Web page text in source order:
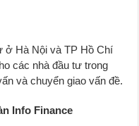
ở Hà Nội và TP Hồ Chí
các nhà đầu tư trong
và chuyển giao vấn đề.
Info Finance